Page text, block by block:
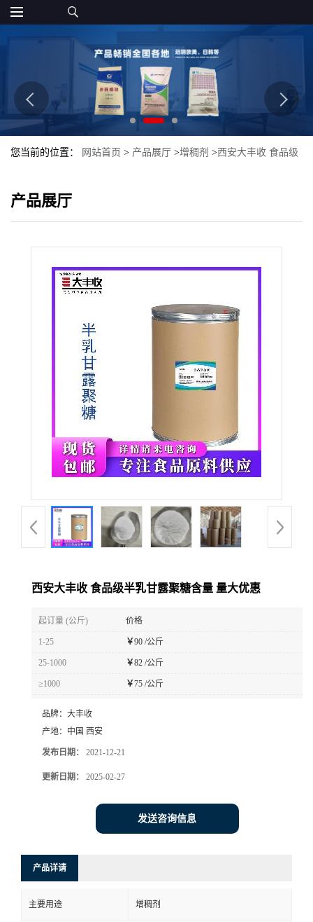
您当前的位置： 网站首页 > 产品展厅 >增稠剂 >西安大丰收 食品级
产品展厅
西安大丰收 食品级半乳甘露聚糖含量 量大优惠
起订量 (公斤) 价格
1-25 ￥90 /公斤
25-1000 ￥82 /公斤
≥1000 ￥75 /公斤
品牌： 大丰收
产地： 中国 西安
发布日期： 2021-12-21
更新日期： 2025-02-27
发送咨询信息
产品详请
主要用途 增稠剂